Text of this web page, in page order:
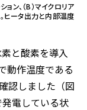
ン、（B）マイクロリア
ヒータ出力と内部温度
と酸素を導入
動作温度である
認しました（図
電している状